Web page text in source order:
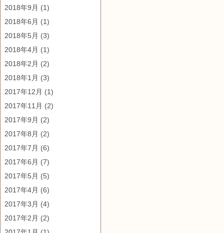
2018年9月 (1)
2018年6月 (1)
2018年5月 (3)
2018年4月 (1)
2018年2月 (2)
2018年1月 (3)
2017年12月 (1)
2017年11月 (2)
2017年9月 (2)
2017年8月 (2)
2017年7月 (6)
2017年6月 (7)
2017年5月 (5)
2017年4月 (6)
2017年3月 (4)
2017年2月 (2)